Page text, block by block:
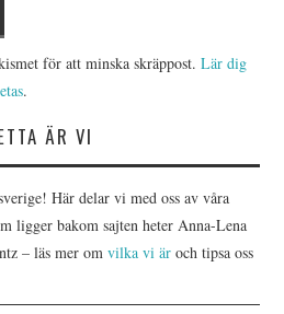
för att minska skräppost.Lär dig
.
ÄR VI
Här delar vi med oss av våra
ligger bakom sajten heter Anna-Lena
– läs mer omvilka vi är och tipsa oss